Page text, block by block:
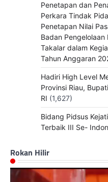
Penetapan dan
Perkara Tindak
Penetapan Nilai
Badan
Takalar dalam
Tahun Anggaran
Hadiri High Level
Provinsi Riau,
RI (1,627)
Bidang Pidsus
Terbaik III Se-
Rokan Hilir
Pemutar